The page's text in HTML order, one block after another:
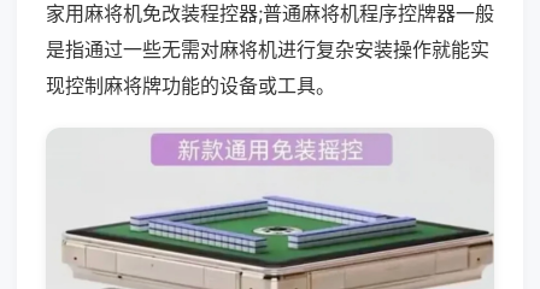
家用麻将机免改装程控器;普通麻将机程序控牌器一般
是指通过一些无需对麻将机进行复杂安装操作就能实
现控制麻将牌功能的设备或工具。